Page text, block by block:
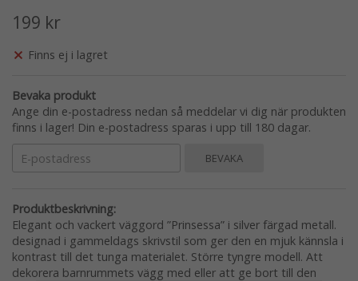
199 kr
Finns ej i lagret
Bevaka produkt
Ange din e-postadress nedan så meddelar vi dig när produkten
finns i lager! Din e-postadress sparas i upp till 180 dagar.
BEVAKA
Produktbeskrivning:
Elegant och vackert väggord ”Prinsessa” i silver färgad metall.
designad i gammeldags skrivstil som ger den en mjuk kännsla i
kontrast till det tunga materialet. Större tyngre modell. Att
dekorera barnrummets vägg med eller att ge bort till den